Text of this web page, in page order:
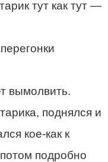
тут как тут —
вымолвить.
поднялся и
кое-как к
подробно